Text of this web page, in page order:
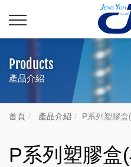
Products
產品介紹
首頁 產品介紹 P系列塑膠盒
P系列塑膠盒